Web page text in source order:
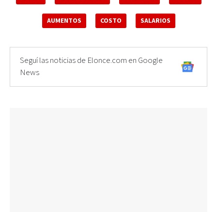
AUMENTOS COSTO SALARIOS
Seguí las noticias de Elonce.com en Google
News